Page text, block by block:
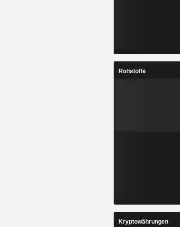
Rohstoffe
Kryptowährungen